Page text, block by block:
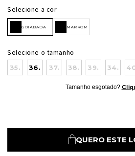
Selecione a cor
GOIABADA MARROM
Selecione o tamanho
35. 36. 37. 38. 39. 34.
Tamanho esgotado?
QUERO ESTE